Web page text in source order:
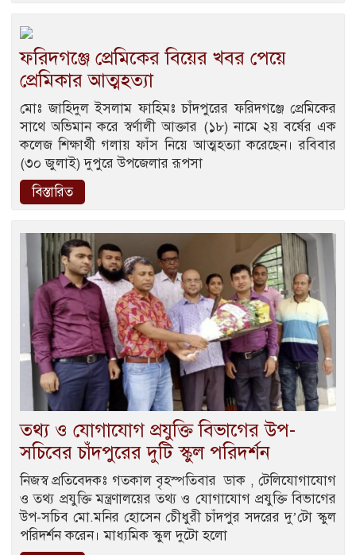
ফরিদগঞ্জে প্রেমিকের বিয়ের খবর পেয়ে
প্রেমিকার আত্মহত্যা
মোঃ জাহিদুল ইসলাম ফাহিমঃ চাঁদপুরের ফরিদগঞ্জে প্রেমিকের
সাথে অভিমান করে স্বর্ণালী আক্তার (১৮) নামে ২য় বর্ষের এক
কলেজ শিক্ষার্থী গলায় ফাঁস নিয়ে আত্মহত্যা করেছেন। রবিবার
(৩০ জুলাই) দুপুরে উপজেলার রূপসা
বিস্তারিত
তথ্য ও যোগাযোগ প্রযুক্তি বিভাগের উপ-
সচিবের চাঁদপুরের দুটি স্কুল পরিদর্শন
নিজস্ব প্রতিবেদকঃ গতকাল বৃহস্পতিবার ডাক , টেলিযোগাযোগ
ও তথ্য প্রযুক্তি মন্ত্রণালয়ের তথ্য ও যোগাযোগ প্রযুক্তি বিভাগের
উপ-সচিব মো.মনির হোসেন চেীধুরী চাঁদপুর সদরের দু’টো স্কুল
পরিদর্শন করেন। মাধ্যমিক স্কুল দুটো হলো